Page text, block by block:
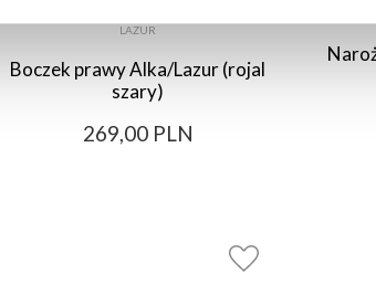
LAZUR
Boczek prawy Alka/Lazur (rojal
szary)
269,00 PLN